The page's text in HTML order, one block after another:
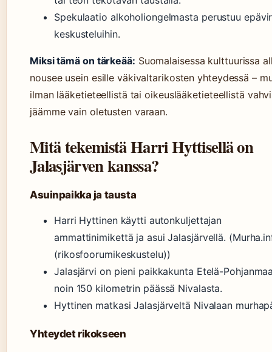
Spekulaatio alkoholiongelmasta perustuu
keskusteluihin.
Miksi tämä on tärkeää: Suomalaisessa kulttuurissa
nousee usein esille väkivaltarikosten yhteydessä –
ilman lääketieteellistä tai oikeuslääketieteellistä
jäämme vain oletusten varaan.
Mitä tekemistä Harri Hyttisellä on
Jalasjärven kanssa?
Asuinpaikka ja tausta
Harri Hyttinen käytti autonkuljettajan
ammattinimikettä ja asui Jalasjärvellä.
(rikosfoorumikeskustelu))
Jalasjärvi on pieni paikkakunta Etelä-
noin 150 kilometrin päässä Nivalasta.
Hyttinen matkasi Jalasjärveltä Nivalaan
Yhteydet rikokseen